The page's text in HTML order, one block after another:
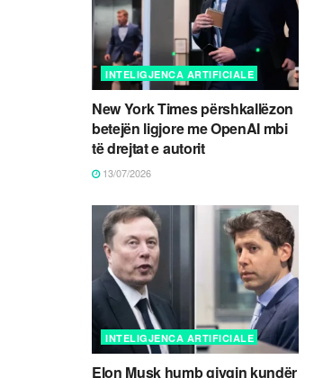
INTELIGJENCA ARTIFICIALE
New York Times përshkallëzon
betejën ligjore me OpenAI mbi
të drejtat e autorit
13/07/2026
INTELIGJENCA ARTIFICIALE
Elon Musk humb gjyqin kundër